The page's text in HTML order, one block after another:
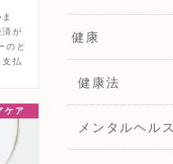
が
のと
払
ケア
健康
健康法
メンタルヘルス